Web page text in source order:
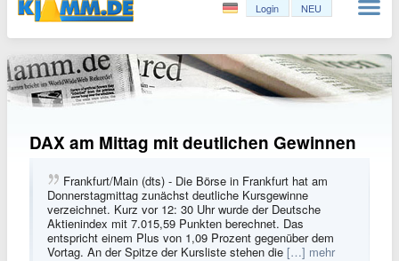
Login NEU
DAX am Mittag mit deutlichen Gewinnen
Frankfurt/Main (dts) - Die Börse in Frankfurt hat am
Donnerstagmittag zunächst deutliche Kursgewinne
verzeichnet. Kurz vor 12: 30 Uhr wurde der Deutsche
Aktienindex mit 7.015,59 Punkten berechnet. Das
entspricht einem Plus von 1,09 Prozent gegenüber dem
Vortag. An der Spitze der Kursliste stehen die […] mehr